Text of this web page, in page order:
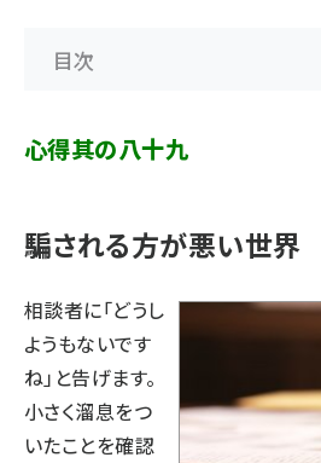
目次
心得其の八十九
騙される方が悪い世界
相談者に「どうし
ようもないです
ね」と告げます。
小さく溜息をつ
いたことを確認